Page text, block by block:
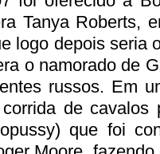
Tanya Roberts,
logo depois seria
o namorado de
russos. Em
de cavalos
que foi